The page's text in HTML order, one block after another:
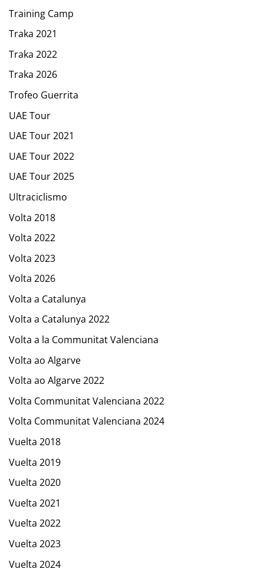
Training Camp
Traka 2021
Traka 2022
Traka 2026
Trofeo Guerrita
UAE Tour
UAE Tour 2021
UAE Tour 2022
UAE Tour 2025
Ultraciclismo
Volta 2018
Volta 2022
Volta 2023
Volta 2026
Volta a Catalunya
Volta a Catalunya 2022
Volta a la Communitat Valenciana
Volta ao Algarve
Volta ao Algarve 2022
Volta Communitat Valenciana 2022
Volta Communitat Valenciana 2024
Vuelta 2018
Vuelta 2019
Vuelta 2020
Vuelta 2021
Vuelta 2022
Vuelta 2023
Vuelta 2024